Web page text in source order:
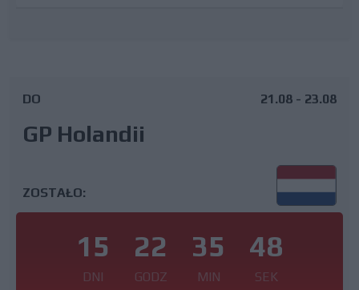
DO
GP Holandii
21.08 - 23.08
ZOSTAŁO:
15
DNI
22
GODZ
35
MIN
47
SEK